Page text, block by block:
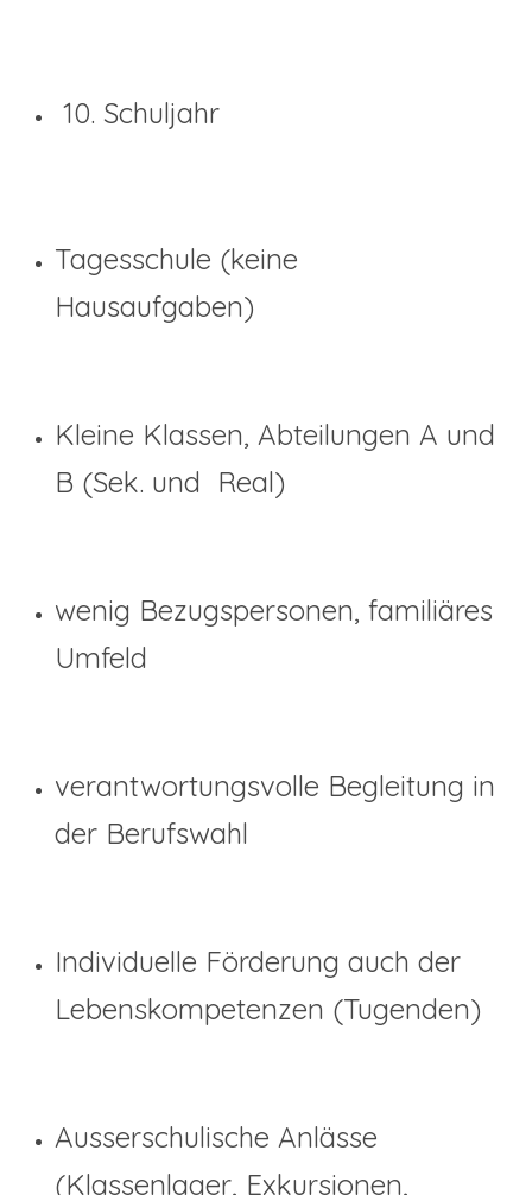
10. Schuljahr
Tagesschule (keine
Hausaufgaben)
Kleine Klassen, Abteilungen A und
B (Sek. und Real)
wenig Bezugspersonen, familiäres
Umfeld
verantwortungsvolle Begleitung in
der Berufswahl
Individuelle Förderung auch der
Lebenskompetenzen (Tugenden)
Ausserschulische Anlässe
(Klassenlager, Exkursionen,